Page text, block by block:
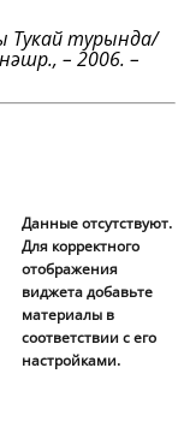
Тукай турында/
– 2006. –
Данные отсутствуют.
Для корректного
отображения
виджета добавьте
материалы в
соответствии с его
настройками.